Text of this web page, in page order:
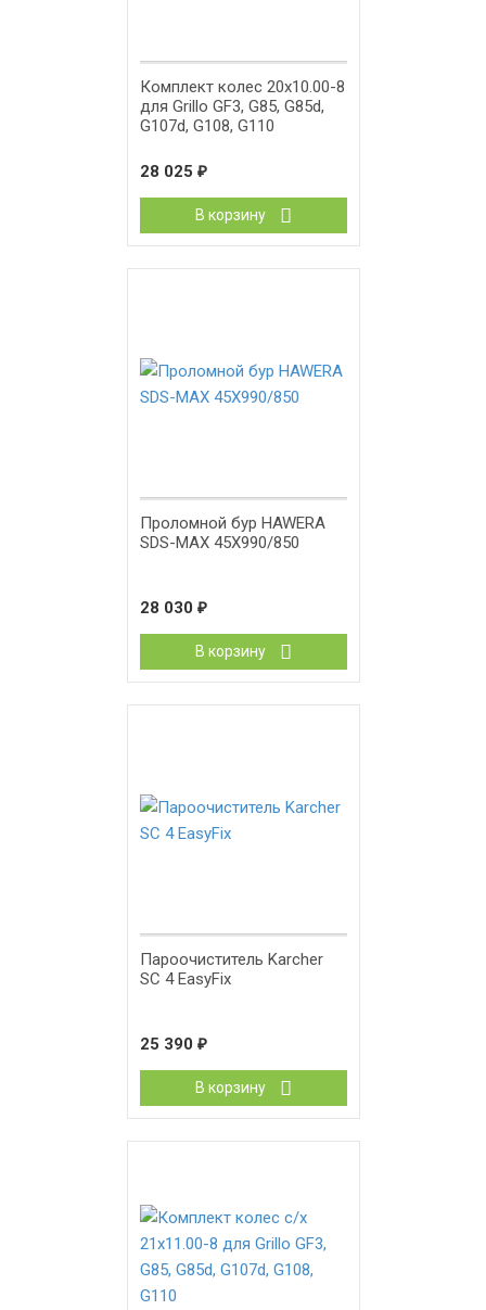
Комплект колес 20x10.00-8
для Grillo GF3, G85, G85d,
G107d, G108, G110
28 025 ₽
В корзину
Проломной бур HAWERA
SDS-MAX 45X990/850
28 030 ₽
В корзину
Пароочиститель Karcher
SC 4 EasyFix
25 390 ₽
В корзину